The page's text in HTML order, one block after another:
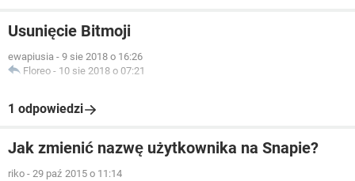
Usunięcie Bitmoji
ewapiusia - 9 sie 2018 o 16:26
Floreo - 10 sie 2018 o 07:21
1 odpowiedzi
Jak zmienić nazwę użytkownika na Snapie?
riko - 29 paź 2015 o 11:14